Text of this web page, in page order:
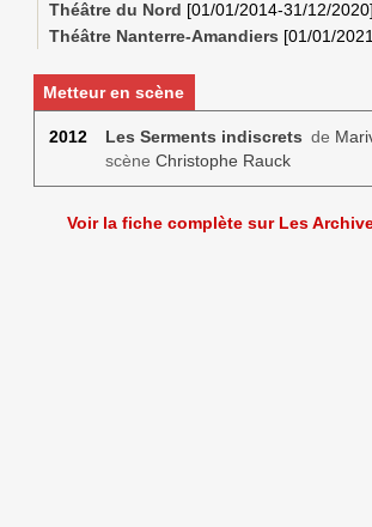
Théâtre du Nord [01/01/2014-31/12/2020]
Théâtre Nanterre-Amandiers [01/01/2021
Metteur en scène
2012 Les Serments indiscrets de
scène Christophe Rauck
Voir la fiche complète sur Les